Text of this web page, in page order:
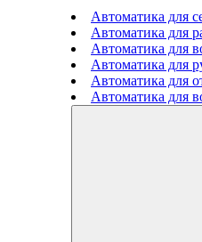
Автоматика для
Автоматика для
Автоматика для
Автоматика для
Автоматика для
Автоматика для